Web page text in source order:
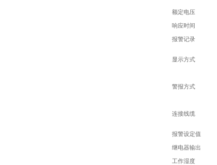
额定电压
响应时间
报警记录
显示方式
警报方式
连接线缆
报警设定值
继电器输出
工作湿度